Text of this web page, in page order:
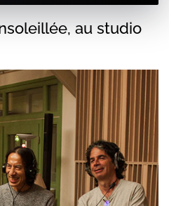
au studio